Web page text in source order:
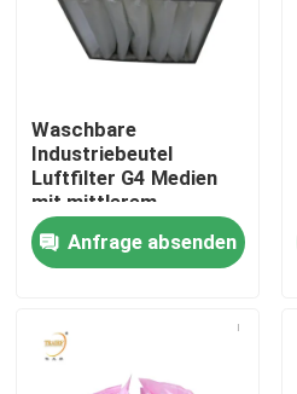
Haus
Produkte
Waschbare
Industriebeutel
Luftfilter G4 Medien
mit mittlerem
Wirkungsgrad
Taschenluftkonditioner
Filterbeutel für HVAC-
Anfrage absenden